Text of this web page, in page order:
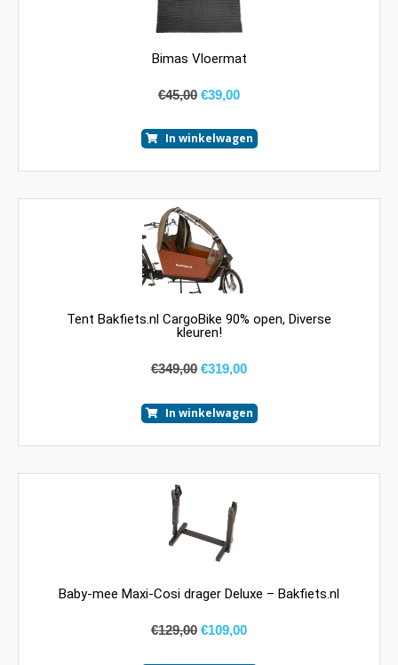
Bimas Vloermat
€45,00 €39,00
In winkelwagen
Tent Bakfiets.nl CargoBike 90% open, Diverse
kleuren!
€349,00 €319,00
In winkelwagen
Baby-mee Maxi-Cosi drager Deluxe – Bakfiets.nl
€129,00 €109,00